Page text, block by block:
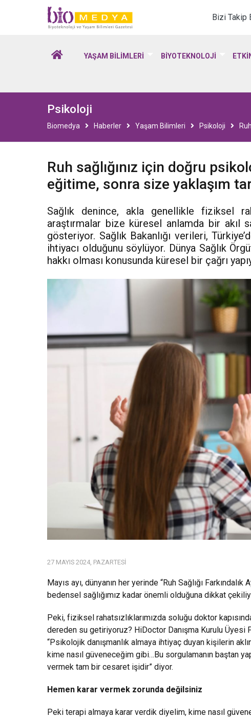
Biomedya - Bizi Takip
YAŞAM BİLİMLERİ BİYOTEKNOLOJİ
Psikoloji
Biomedya Haberler Yaşam Bilimleri Psikoloji
Ruh sağlığınız için doğru
eğitime, sonra size yaklaşım
Sağlık denince, akla genellikle fiziksel
araştırmalar bize küresel anlamda bir akıl
gösteriyor. Sağlık Bakanlığı verileri,
ihtiyacı olduğunu söylüyor. Dünya Sağlık
hakkı olması konusunda küresel bir çağrı
27 MAYIS 2024, PAZARTESI
Mayıs ayı, dünyanın her yerinde “Ruh Sağlığı Farkındalık
bedensel sağlığımız kadar önemli olduğuna dikkat
Peki, fiziksel rahatsızlıklarımızda soluğu doktor
dereden su getiriyoruz? HiDoctor Danışma Kurulu
“Psikolojik danışmanlık almaya ihtiyaç duyan kişilerin
kime nasıl güveneceğim gibi…Bu sorgulamanın baştan
vermek tam bir cesaret işidir” diyor.
Hemen karar vermek zorunda değilsiniz
Peki terapi almaya karar verdik diyelim, kime nasıl